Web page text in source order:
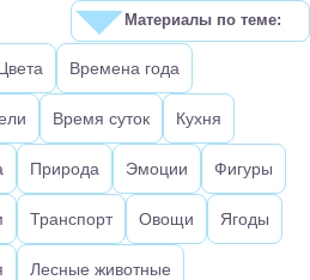
Времена года
Время суток Кухня
Природа Эмоции Фигуры
Транспорт Овощи Ягоды
Лесные животные
Материалы по теме: